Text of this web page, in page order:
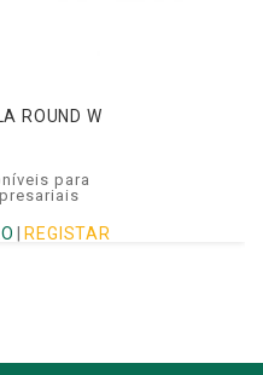
ROUND W
para
|REGISTAR